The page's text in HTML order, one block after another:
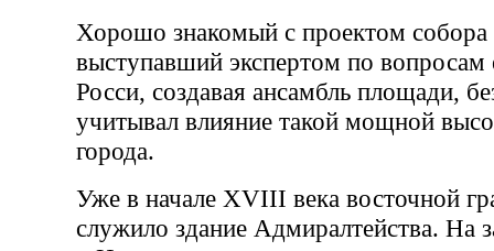
Хорошо знакомый с проектом собора
выступавший экспертом по вопросам
Росси, создавая ансамбль площади,
учитывал влияние такой мощной
города.
Уже в начале XVIII века восточной
служило здание Адмиралтейства. На